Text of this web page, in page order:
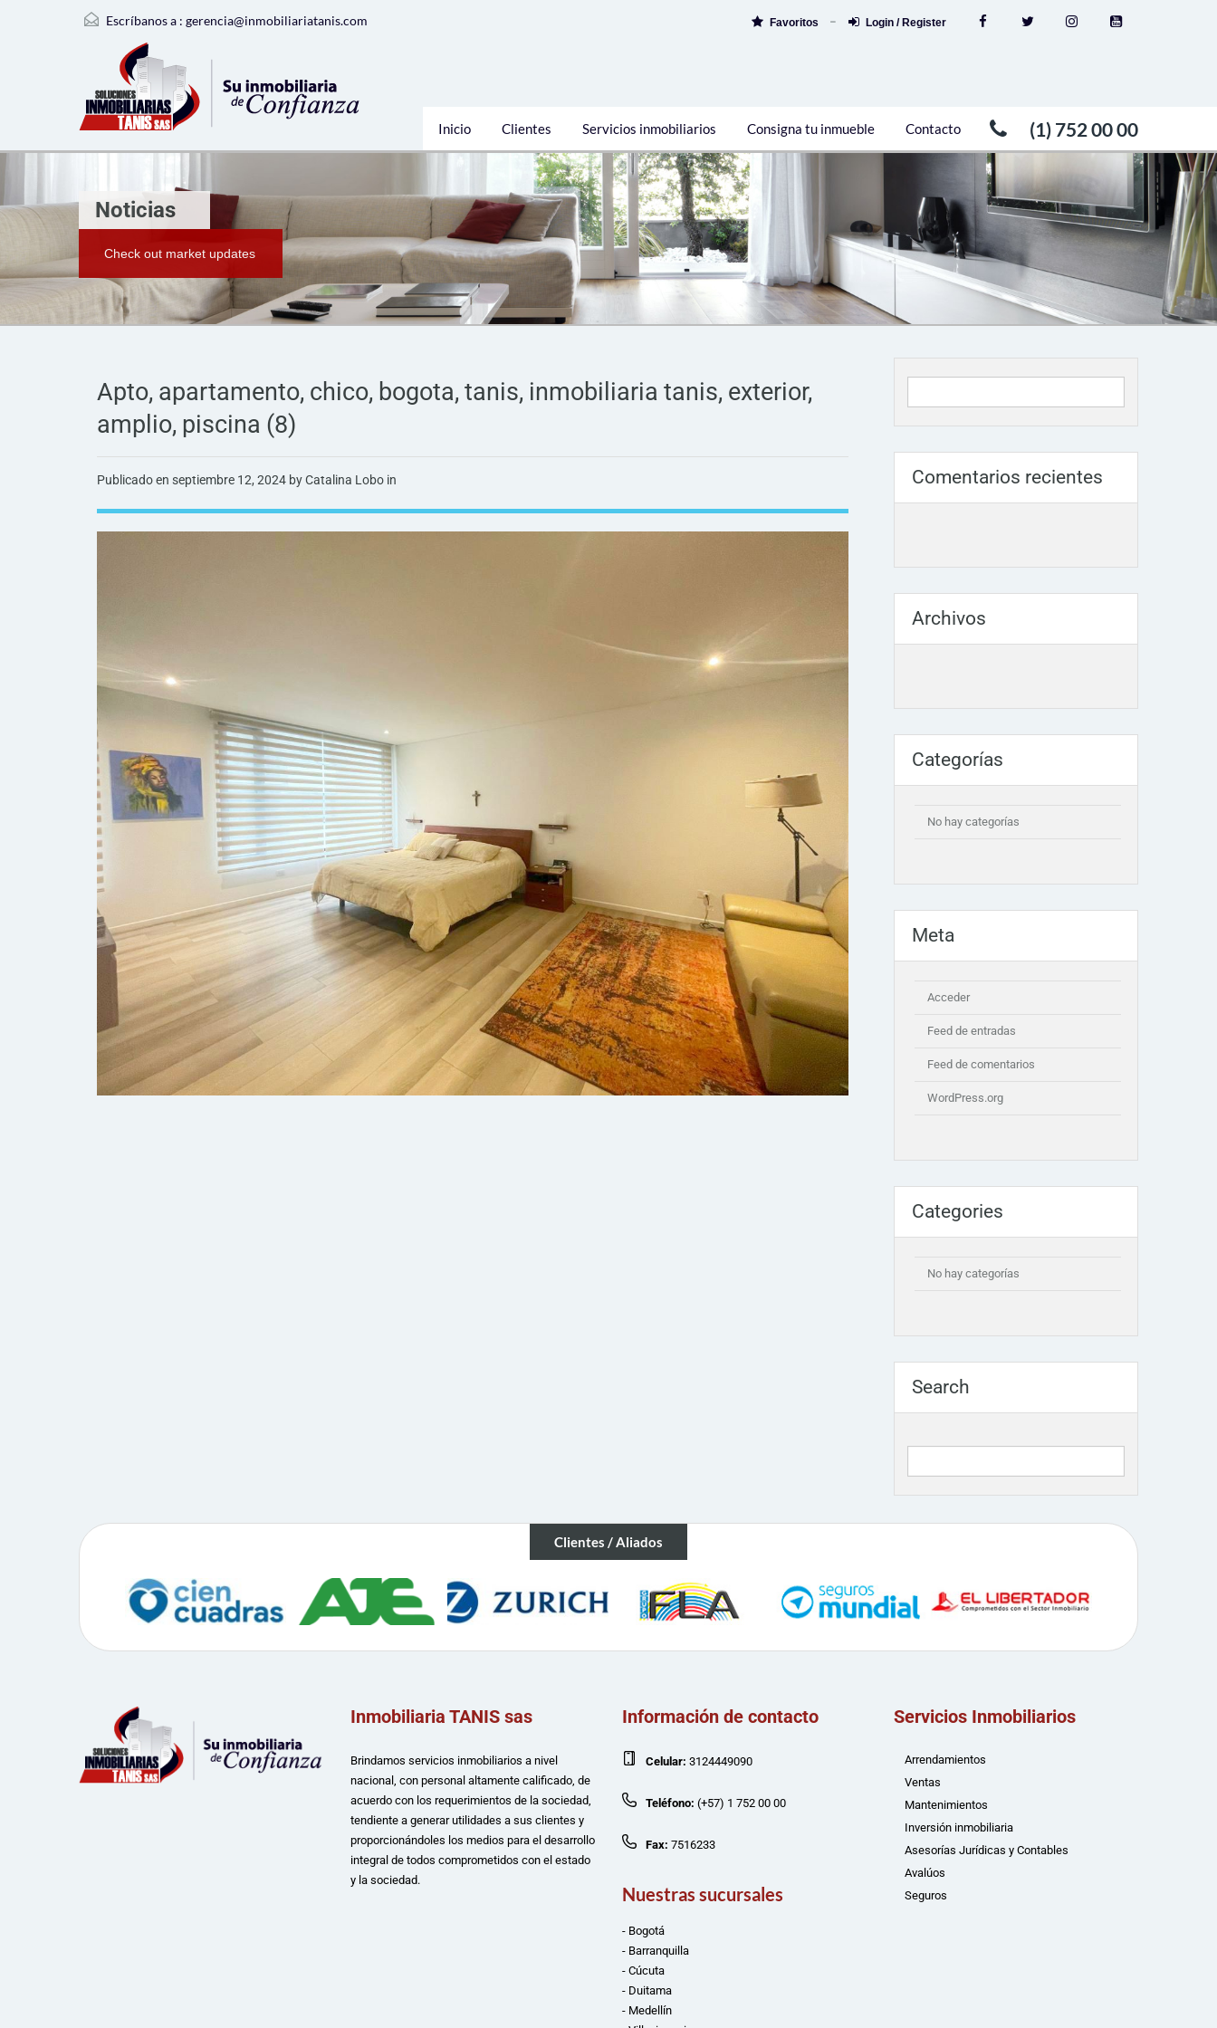
Escríbanos a : gerencia@inmobiliariatanis.com Favoritos Login / Register
(1) 752 00 00
Inicio Clientes Servicios inmobiliarios Consigna tu inmueble Contacto
Noticias
Check out market updates
Apto, apartamento, chico, bogota, tanis, inmobiliaria tanis, exterior,
amplio, piscina (8)
Publicado en septiembre 12, 2024 by Catalina Lobo in Comentarios recientes
Archivos
Categorías
No hay categorías
Meta
Acceder
Feed de entradas
Feed de comentarios
WordPress.org
Categories
No hay categorías
Search
Clientes / Aliados
Inmobiliaria TANIS sas
Brindamos servicios inmobiliarios a nivel
nacional, con personal altamente calificado, de
acuerdo con los requerimientos de la sociedad,
tendiente a generar utilidades a sus clientes y
proporcionándoles los medios para el desarrollo
integral de todos comprometidos con el estado
y la sociedad.
Información de contacto
Celular: 3124449090
Teléfono: (+57) 1 752 00 00
Fax: 7516233
Nuestras sucursales
- Bogotá
- Barranquilla
- Cúcuta
- Duitama
- Medellín
Servicios Inmobiliarios
Arrendamientos
Ventas
Mantenimientos
Inversión inmobiliaria
Asesorías Jurídicas y Contables
Avalúos
Seguros